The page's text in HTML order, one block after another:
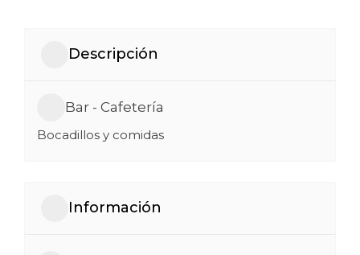
Descripción
Bar - Cafetería
Bocadillos y comidas
Información